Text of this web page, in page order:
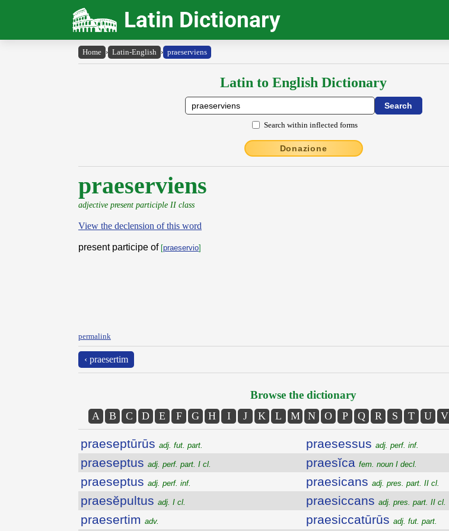
Latin Dictionary
Home › Latin-English › praeserviens
Latin to English Dictionary
Search within inflected forms
Donazione
praeserviens
adjective present participle II class
View the declension of this word
present participe of [praeservio]
permalink
‹ praesertim
Browse the dictionary
A B C D E F G H I J K L M N O P Q R S T U V
praeseptūrūs adj. fut. part.
praeseptus adj. perf. part. I cl.
praeseptus adj. perf. inf.
praesĕpultus adj. I cl.
praesertim adv.
praesessus adj. perf. inf.
praesĭca fem. noun I decl.
praesicans adj. pres. part. II cl.
praesiccans adj. pres. part. II cl.
praesiccatūrūs adj. fut. part.